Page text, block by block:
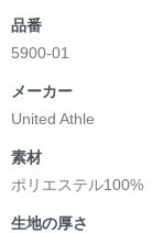
品番
5900-01
メーカー
United Athle
素材
ポリエステル100%
生地の厚さ